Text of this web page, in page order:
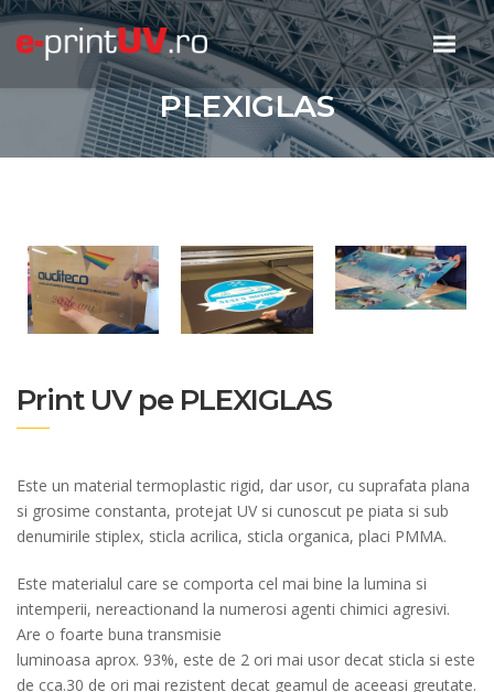
PLEXIGLAS
Print UV pe PLEXIGLAS
Este un material termoplastic rigid, dar usor, cu suprafata plana
si grosime constanta, protejat UV si cunoscut pe piata si sub
denumirile stiplex, sticla acrilica, sticla organica, placi PMMA.
Este materialul care se comporta cel mai bine la lumina si
intemperii, nereactionand la numerosi agenti chimici agresivi.
Are o foarte buna transmisie
luminoasa aprox. 93%, este de 2 ori mai usor decat sticla si este
de cca.30 de ori mai rezistent decat geamul de aceeasi greutate.